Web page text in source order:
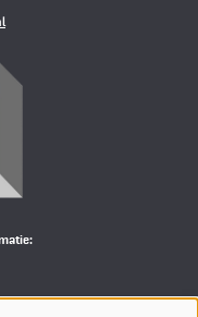
van de Kampanje